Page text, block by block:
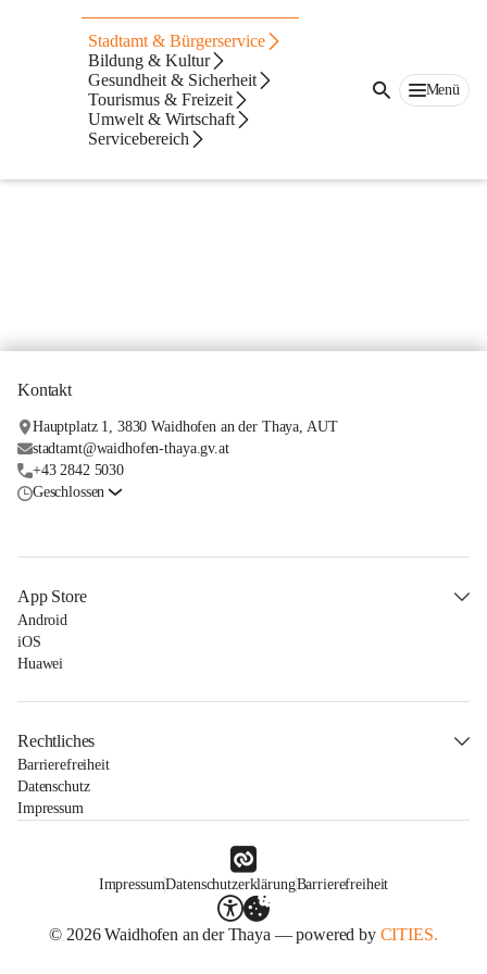
Stadtamt & Bürgerservice
Bildung & Kultur
Gesundheit & Sicherheit
Tourismus & Freizeit
Umwelt & Wirtschaft
Servicebereich
Menü
News von der
Stadtgemeinde
Kontakt
Hauptplatz 1, 3830 Waidhofen an der Thaya, AUT
stadtamt@waidhofen-thaya.gv.at
+43 2842 5030
Geschlossen
App Store
Android
iOS
Huawei
Rechtliches
Barrierefreiheit
Datenschutz
Impressum
ImpressumDatenschutzerklärungBarrierefreiheit
© 2026 Waidhofen an der Thaya — powered by CITIES.